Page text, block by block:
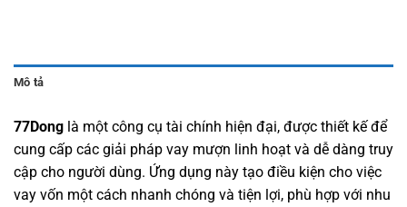
Mô tả
77Dong là một công cụ tài chính hiện đại, được thiết kế để
cung cấp các giải pháp vay mượn linh hoạt và dễ dàng truy
cập cho người dùng. Ứng dụng này tạo điều kiện cho việc
vay vốn một cách nhanh chóng và tiện lợi, phù hợp với nhu